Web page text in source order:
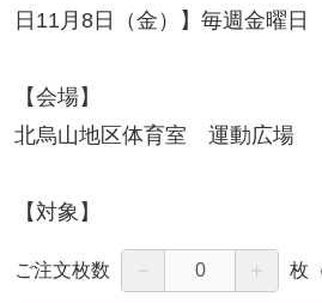
日11月8日（金）】毎週金曜
【会場】
北烏山地区体育室 運動広場
【対象】
①：小学生
②：小学生
ご注文枚数 － ＋ 枚